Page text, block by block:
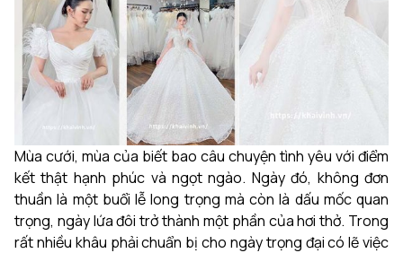
Mùa cưới, mùa của biết bao câu chuyện tình yêu với điểm
kết thật hạnh phúc và ngọt ngào. Ngày đó, không đơn
thuần là một buổi lễ long trọng mà còn là dấu mốc quan
trọng, ngày lứa đôi trở thành một phần của hơi thở. Trong
rất nhiều khâu phải chuẩn bị cho ngày trọng đại có lẽ việc